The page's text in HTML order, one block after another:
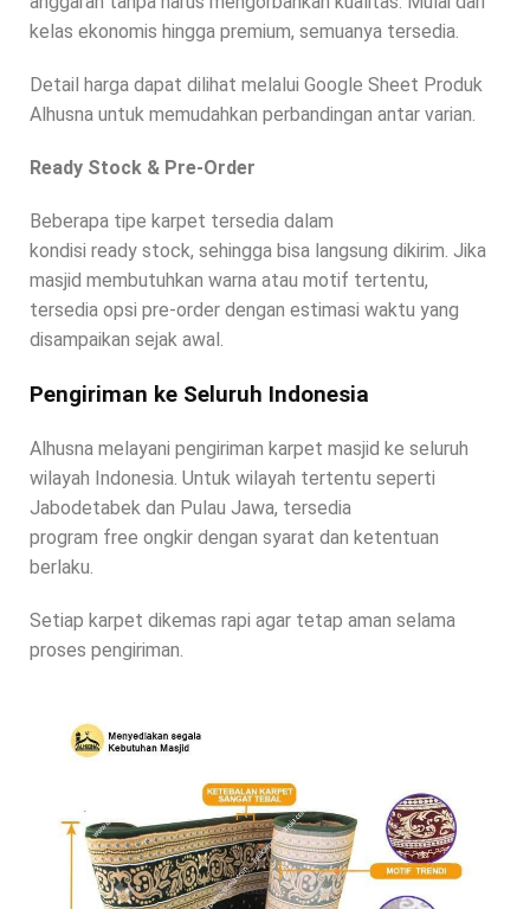
kelas ekonomis hingga premium, semuanya tersedia.
Detail harga dapat dilihat melalui Google Sheet Produk
Alhusna untuk memudahkan perbandingan antar varian.
Ready Stock & Pre-Order
Beberapa tipe karpet tersedia dalam
kondisi ready stock, sehingga bisa langsung dikirim. Jika
masjid membutuhkan warna atau motif tertentu,
tersedia opsi pre-order dengan estimasi waktu yang
disampaikan sejak awal.
Pengiriman ke Seluruh Indonesia
Alhusna melayani pengiriman karpet masjid ke seluruh
wilayah Indonesia. Untuk wilayah tertentu seperti
Jabodetabek dan Pulau Jawa, tersedia
program free ongkir dengan syarat dan ketentuan
berlaku.
Setiap karpet dikemas rapi agar tetap aman selama
proses pengiriman.